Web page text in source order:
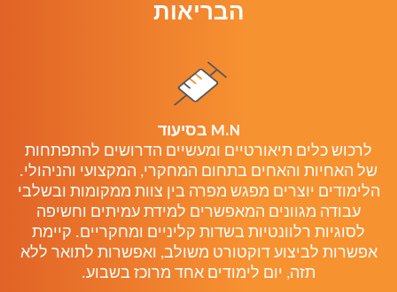
הבריאות
M.N בסיעוד
לרכוש כלים תיאורטיים ומעשיים הדרושים להתפתחות
של האחיות והאחים בתחום המחקרי, המקצועי והניהולי.
הלימודים יוצרים מפגש מפרה בין צוות ממקומות ובשלבי
עבודה מגוונים המאפשרים למידת עמיתים וחשיפה
לסוגיות רלוונטיות בשדות קליניים ומחקריים. קיימת
אפשרות לביצוע דוקטורט משולב, ואפשרות לתואר ללא
תזה, יום לימודים אחד מרוכז בשבוע.